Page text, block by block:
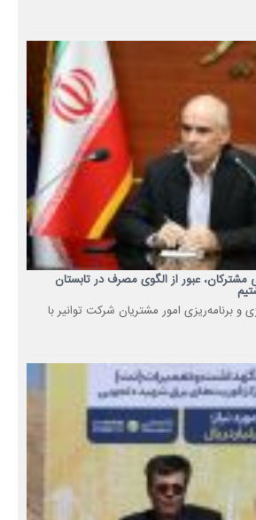
عبور از الگوی مصرف در تابستان
و برنامه‌ریزی امور مشتریان شرکت توانیر با